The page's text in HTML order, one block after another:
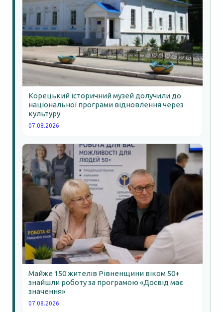
Корецький історичний музей долучили до
національної програми відновлення через
культуру
07.08.2026
Майже 150 жителів Рівненщини віком 50+
знайшли роботу за програмою «Досвід має
значення»
07.08.2026